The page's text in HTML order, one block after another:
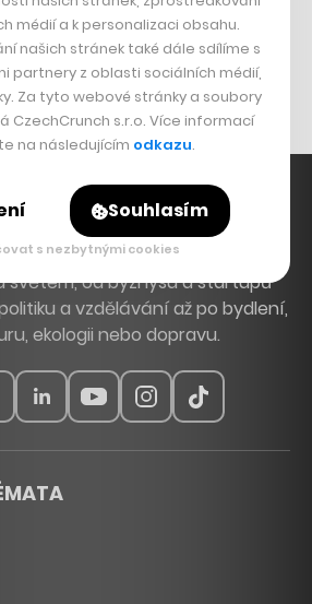
Věnujeme se tématům, která
světem, od byznysu a startupů
a vzdělávání až po bydlení,
ekologii nebo dopravu.
médií a k personalizaci obsahu.
našich stránek také dále sdílíme s
partnery z oblasti sociálních médií,
Za tyto webové stránky a soubory
CzechCrunch s.r.o. Více informací
na následujícím odkazu.
Souhlasím
s nezbytnými cookies